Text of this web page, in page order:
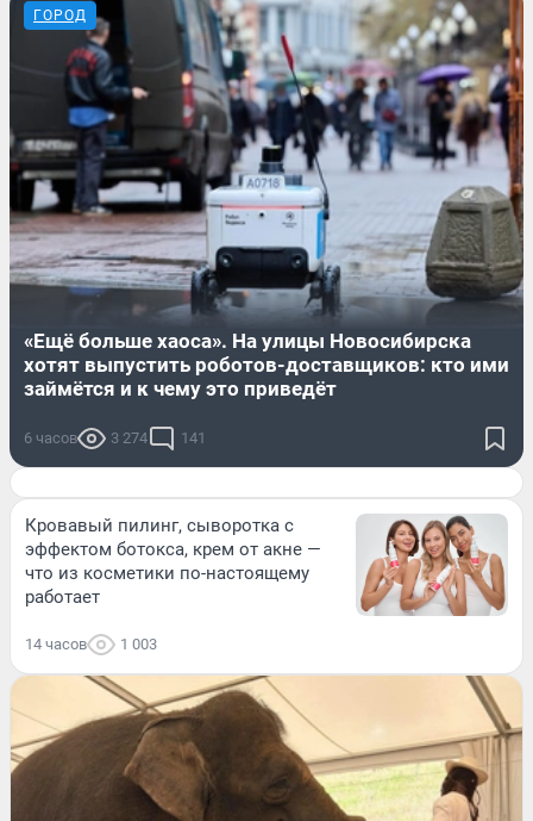
ГОРОД
«Ещё больше хаоса». На улицы Новосибирска
хотят выпустить роботов-доставщиков: кто ими
займётся и к чему это приведёт
6 часов 3 274 141
Кровавый пилинг, сыворотка с
эффектом ботокса, крем от акне —
что из косметики по-настоящему
работает
14 часов 1 003